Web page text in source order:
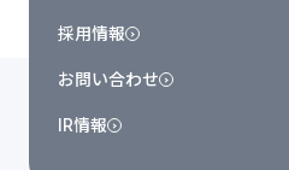
採用情報
お問い合わせ
IR情報